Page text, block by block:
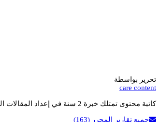
تحرير بواسطة
care content
كاتبة محتوى تمتلك خبرة 2 سنة في إعداد المقالات المتنوعة، حاصلة على ليسانس اللغة العربية، وتهتم بتقديم أسلوب واضح وسهل القراءة.
جميع تقارير المحرر (163)